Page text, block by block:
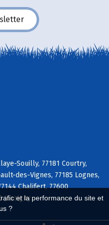
et la performance du site et
?
Souilly, 77181 Courtry,
des-Vignes, 77185 Lognes,
Chalifert, 77600
Jossigny